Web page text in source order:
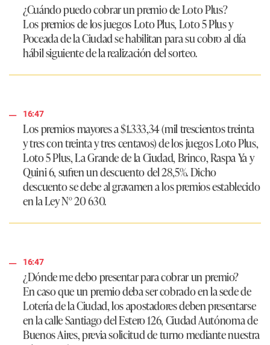
¿Cuándo puedo cobrar un premio de Loto Plus?
Los premios de los juegos Loto Plus, Loto 5 Plus y
Poceada de la Ciudad se habilitan para su cobro al día
hábil siguiente de la realización del sorteo.
16:47
Los premios mayores a $1.333,34 (mil trescientos treinta
y tres con treinta y tres centavos) de los juegos Loto Plus,
Loto 5 Plus, La Grande de la Ciudad, Brinco, Raspa Ya y
Quini 6, sufren un descuento del 28,5%. Dicho
descuento se debe al gravamen a los premios establecido
en la Ley N° 20 630.
16:47
¿Dónde me debo presentar para cobrar un premio?
En caso que un premio deba ser cobrado en la sede de
Lotería de la Ciudad, los apostadores deben presentarse
en la calle Santiago del Estero 126, Ciudad Autónoma de
Buenos Aires, previa solicitud de turno mediante nuestra